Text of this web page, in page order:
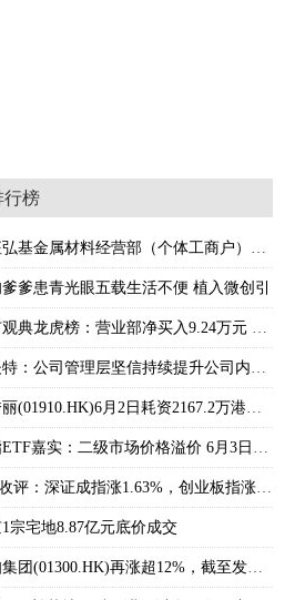
行榜
仪征弘基金属材料经营部（个体工商户）成立
爹患青光眼五载生活不便 植入微创引
退市观典龙虎榜：营业部净买入9.24万元 微动态
埃夫特：公司管理层坚信持续提升公司内在价值
新秀丽(01910.HK)6月2日耗资2167.2万港元回购
纳指ETF嘉实：二级市场价格溢价 6月3日开市
A股收评：深证成指涨1.63%，创业板指涨2.66%
宗宅地8.87亿元底价成交
俊知集团(01300.HK)再涨超12%，截至发稿，涨9